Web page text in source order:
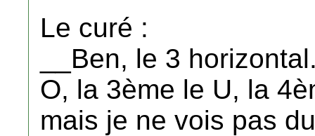
Le curé :
__Ben, le 3
O, la 3ème le U, la
mais je ne vois pas